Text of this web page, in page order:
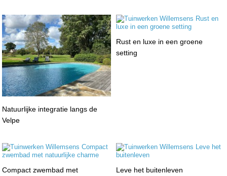
Natuurlijke integratie langs de
Velpe
Rust en luxe in een groene
setting
Compact zwembad met
Leve het buitenleven